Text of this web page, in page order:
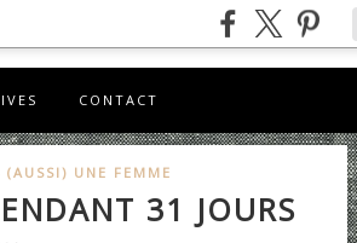
CONTACT
(AUSSI) UNE FEMME
31 JOURS